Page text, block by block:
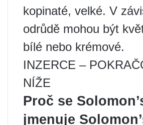
kopinaté, velké. V
odrůdě mohou být
bílé nebo krémové.
INZERCE –
NÍŽE
Proč se
jmenuje